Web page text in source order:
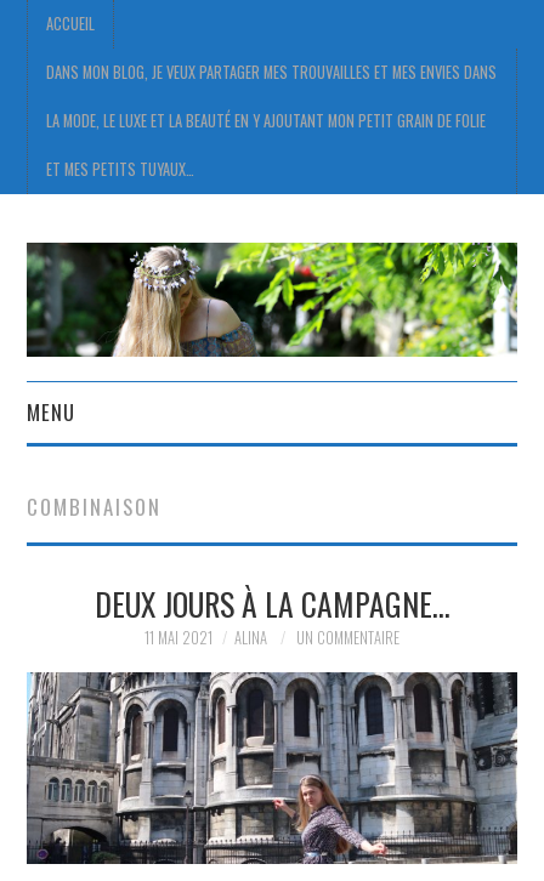
ACCUEIL
DANS MON BLOG, JE VEUX PARTAGER MES TROUVAILLES ET MES ENVIES DANS
LA MODE, LE LUXE ET LA BEAUTÉ EN Y AJOUTANT MON PETIT GRAIN DE FOLIE
ET MES PETITS TUYAUX…
MENU
PARTAGER MES
ENVIES DANS LA MODE, LE
LUXE ET LA BEAUTÉ EN Y
AJOUTANT MON PETIT
COMBINAISON
DEUX JOURS À LA CAMPAGNE…
11 MAI 2021 ALINA UN COMMENTAIRE